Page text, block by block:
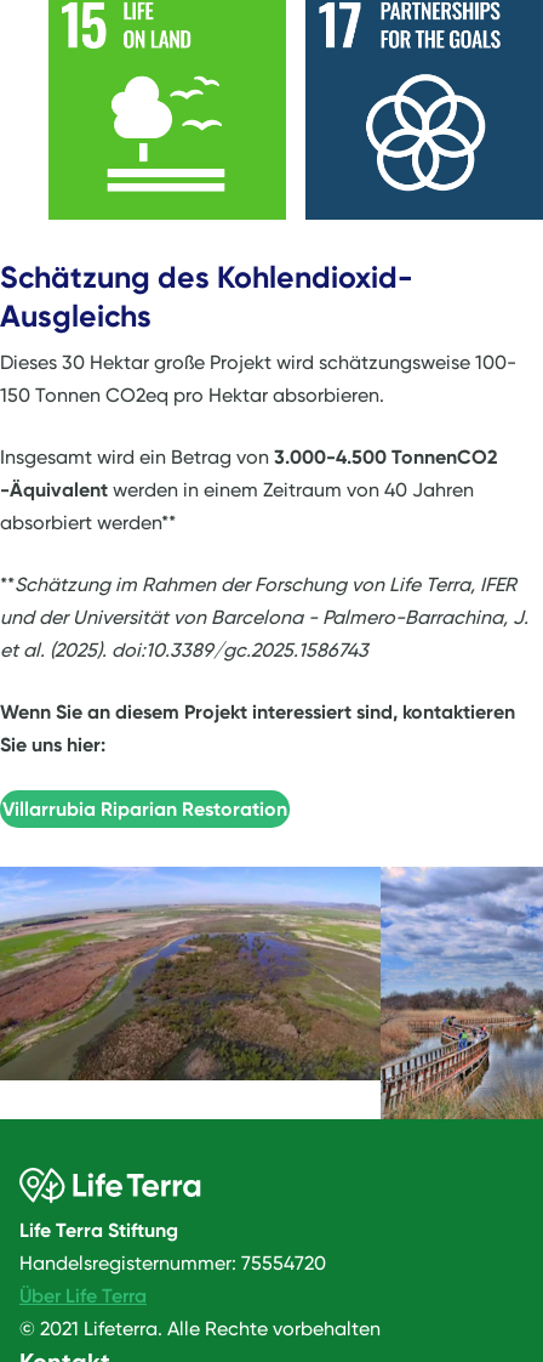
Schätzung des Kohlendioxid-
Ausgleichs
Dieses 30 Hektar große Projekt wird schätzungsweise 100-
150 Tonnen CO2eq pro Hektar absorbieren.
Insgesamt wird ein Betrag von 3.000-4.500 TonnenCO2
-Äquivalent werden in einem Zeitraum von 40 Jahren
absorbiert werden**
**Schätzung im Rahmen der Forschung von Life Terra, IFER
und der Universität von Barcelona - Palmero-Barrachina, J.
et al. (2025). doi:10.3389/gc.2025.1586743
Wenn Sie an diesem Projekt interessiert sind, kontaktieren
Sie uns hier:
Villarrubia Riparian Restoration
Life Terra Stiftung
Handelsregisternummer: 75554720
Über Life Terra
© 2021 Lifeterra. Alle Rechte vorbehalten